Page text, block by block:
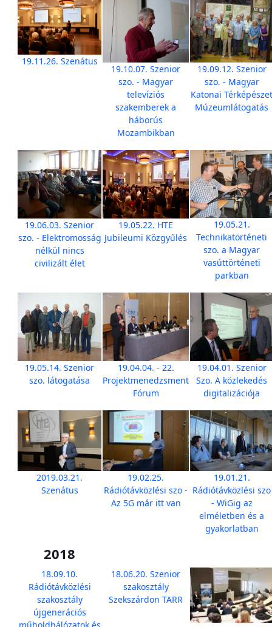
19.11.26. Szenátus
19.10.07. Szenior
szo. - Magyar
televíziós
szakemberek a
háborús
Mozambikban
19.09.12. Szenior
szo. - Magyar
Katonai Térképészet
Múzeumlátogatás
19.06.03. Szenior
szo. - Elektromosság
nélkül nincs
civilizált élet
19.05.22. HTE
Jubileumi Közgyűlés
19.05.21.
Technikatörténeti
szo. a Magyar
vasúttörténeti
parkban
19.05.14. Szenior
szo. látogatása
19.04.04. - 22.
Projektmenedzsment
Fórum
19.04.01. Szenior
Szo. A közlekedés
digitalizációja
2019.03.21.
Szenátus
19.02.25.
Rádiótávközlési szo -
Az 5G már itt van
19.01.21.
Rádiótávközlési szo
- WiGig az
elméletben és a
gyakorlatban
2018
18.09.10.
Rádiótávközlési
szakosztály
újgenerációs
18.06.20. Szenior
szakosztály
Szekszárdon TARR